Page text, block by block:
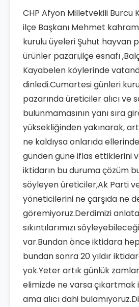
CHP Afyon Milletvekili Burcu
ilçe Başkanı Mehmet
kurulu üyeleri Şuhut hayvan
ürünler pazarı,ilçe esnafı
Kayabelen köylerinde
dinledi.Cumartesi günleri
pazarında üreticiler alıcı ve
bulunmamasının yanı sıra
yüksekliğinden yakınarak,
ne kaldıysa onlarıda
günden güne iflas ettiklerini
iktidarın bu duruma çözüm
söyleyen üreticiler,Ak Parti
yöneticilerini ne çarşıda ne
göremiyoruz.Derdimizi
sıkıntılarımızı
var.Bundan önce iktidara
bundan sonra 20 yıldır
yok.Yeter artık günlük
elimizde ne varsa çıkartmak
ama alıcı dahi